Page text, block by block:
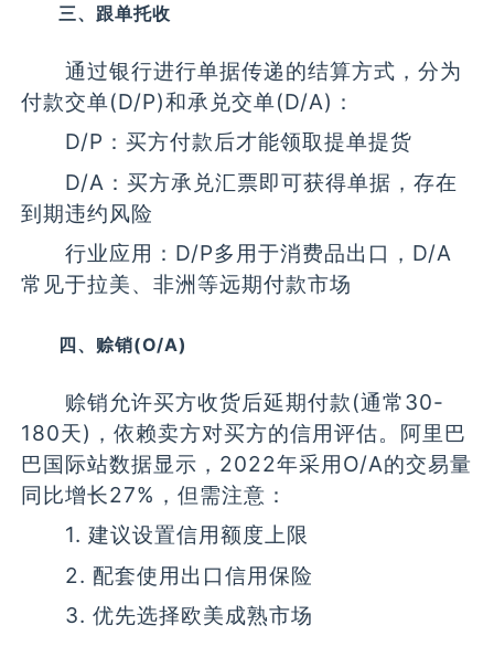
三、跟单托收
通过银行进行单据传递的结算方式，分为
付款交单(D/P)和承兑交单(D/A)：
D/P：买方付款后才能领取提单提货
D/A：买方承兑汇票即可获得单据，存在
到期违约风险
行业应用：D/P多用于消费品出口，D/A
常见于拉美、非洲等远期付款市场
四、赊销(O/A)
赊销允许买方收货后延期付款(通常30-
180天)，依赖卖方对买方的信用评估。阿里巴
巴国际站数据显示，2022年采用O/A的交易量
同比增长27%，但需注意：
1. 建议设置信用额度上限
2. 配套使用出口信用保险
3. 优先选择欧美成熟市场